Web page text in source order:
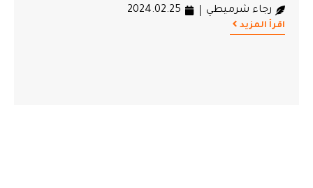
رجاء شرميطي 2024.02.25
اقرأ المزيد